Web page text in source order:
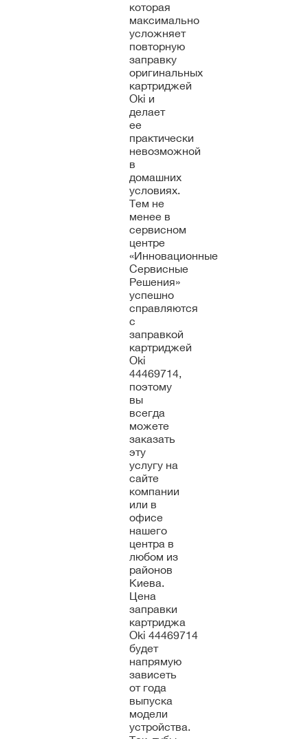
которая
максимально
усложняет
повторную
заправку
оригинальных
картриджей
Oki и
делает
ее
практически
невозможной
в
домашних
условиях.
Тем не
менее в
сервисном
центре
«Инновационные
Сервисные
Решения»
успешно
справляются
с
заправкой
картриджей
Oki
44469714,
поэтому
вы
всегда
можете
заказать
эту
услугу на
сайте
компании
или в
офисе
нашего
центра в
любом из
районов
Киева.
Цена
заправки
картриджа
Oki 44469714
будет
напрямую
зависеть
от года
выпуска
модели
устройства.